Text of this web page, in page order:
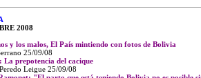
2008
y los malos, El País mintiendo con fotos de Bolivia
25/09/08
La prepotencia del cacique
Leigue 25/09/08